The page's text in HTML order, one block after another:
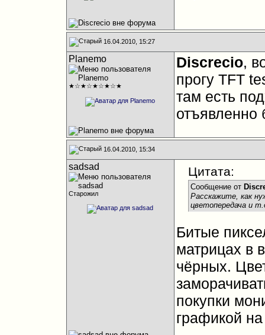
16.04.2010, 15:27
Planemo
★☆★☆★☆★☆★
Discrecio,
прогу TFT
там есть
отъявленно
16.04.2010, 15:34
sadsad
Старожил
Цитата:
Сообщение от
Расскажите, как
цветопередача и
Битые
матрицах в
чёрных.
покупки
графикой